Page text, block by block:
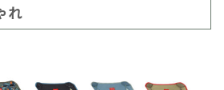
れ